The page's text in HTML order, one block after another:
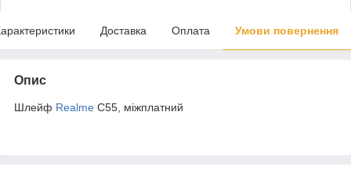
Доставка Оплата Умови повернення
Опис
Шлейф Realme C55, міжплатний